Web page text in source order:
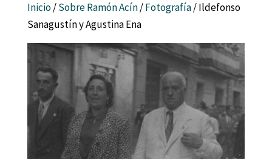
Inicio/Sobre Ramón Acín/Fotografía/ Ildefonso
Sanagustín y Agustina Ena